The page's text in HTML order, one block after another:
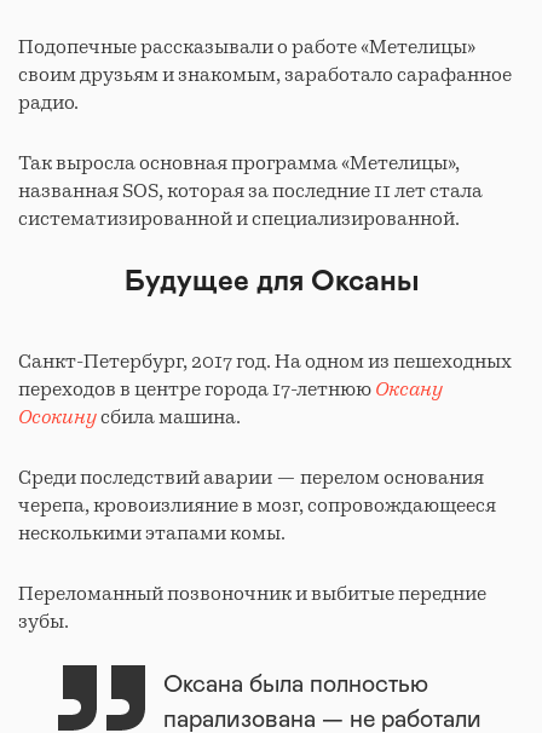
Подопечные рассказывали о работе «Метелицы»
своим друзьям и знакомым, заработало сарафанное
радио.
Так выросла основная программа «Метелицы»,
названная SOS, которая за последние 11 лет стала
систематизированной и специализированной.
Будущее для Оксаны
Санкт-Петербург, 2017 год. На одном из пешеходных
переходов в центре города 17-летнююОксану
Осокинусбила машина.
Среди последствий аварии — перелом основания
черепа, кровоизлияние в мозг, сопровождающееся
несколькими этапами комы.
Переломанный позвоночник и выбитые передние
зубы.
Оксана была полностью
парализована — не работали